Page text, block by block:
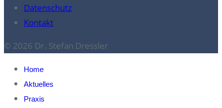
Datenschutz
Kontakt
© 2026 Dr. Stefan Dressler
Home
Aktuelles
Praxis